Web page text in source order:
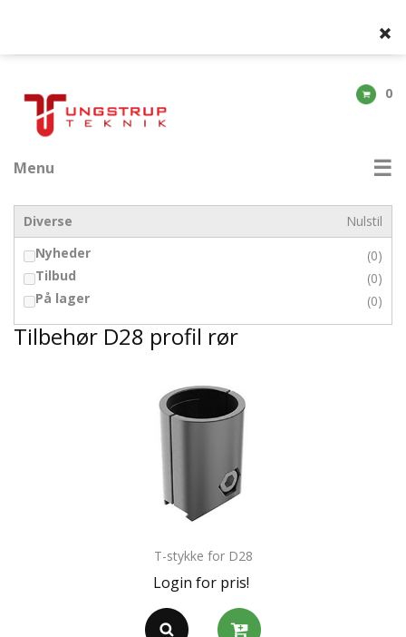
0
Menu
Diverse
Nulstil
Nyheder
(0)
Tilbud
(0)
På lager
(0)
Tilbehør D28 profil rør
T-stykke for D28
Login for pris!